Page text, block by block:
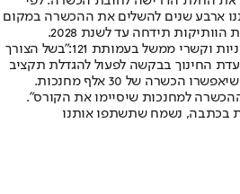
ארבע שנים להשלים את ההכשרה במקום
תידחה עד לשנת 2028.
יקותיאל משי, מנהל קידום מדיניות וקשרי ממשל בעמותת 121:"בשל הצורך
החינוך בבקשה לפעול להגדלת תקציב
ההכשרות בשנתיים הקרובות שיאפשרו הכשרה של 30 אלף מחנכות.
למחנכות שיסיימו את הקורס".
בכתבה, נשמח שתשתפו אותנו